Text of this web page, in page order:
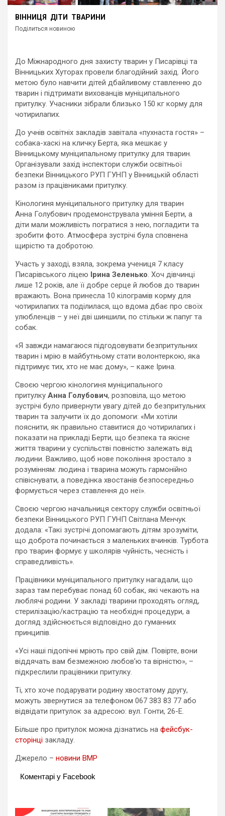
ВІННИЦЯ ДІТИ ТВАРИНИ
Поділиться новиною
До Міжнародного дня захисту тварин у Писарівці та
Вінницьких Хуторах провели благодійний захід. Його
метою було навчити дітей дбайливому ставленню до
тварин і підтримати вихованців муніципального
притулку. Учасники зібрали близько 150 кг корму для
чотирилапих.
До учнів освітніх закладів завітала «пухнаста гостя» –
собака-хаскі на кличку Берта, яка мешкає у
Вінницькому муніципальному притулку для тварин.
Організували захід інспектори служби освітньої
безпеки Вінницького РУП ГУНП у Вінницькій області
разом із працівниками притулку.
Кінологиня муніципального притулку для тварин
Анна Голубович продемонструвала уміння Берти, а
діти мали можливість погратися з нею, погладити та
зробити фото. Атмосфера зустрічі була сповнена
щирістю та добротою.
Участь у заході, взяла, зокрема учениця 7 класу
Писарівського ліцею Ірина Зеленько. Хоч дівчинці
лише 12 років, але її добре серце й любов до тварин
вражають. Вона принесла 10 кілограмів корму для
чотирилапих та поділилася, що вдома дбає про своїх
улюбленців – у неї дві шиншили, по стільки ж папуг та
собак.
«Я завжди намагаюся підгодовувати безпритульних
тварин і мрію в майбутньому стати волонтеркою, яка
підтримує тих, хто не має дому», – каже Ірина.
Своєю чергою кінологиня муніципального
притулку Анна Голубович, розповіла, що метою
зустрічі було привернути увагу дітей до безпритульних
тварин та залучити їх до допомоги: «Ми хотіли
пояснити, як правильно ставитися до чотирилапих і
показати на прикладі Берти, що безпека та якісне
життя тварини у суспільстві повністю залежать від
людини. Важливо, щоб нове покоління зростало з
розумінням: людина і тварина можуть гармонійно
співіснувати, а поведінка хвостанів безпосередньо
формується через ставлення до неї».
Своєю чергою начальниця сектору служби освітньої
безпеки Вінницького РУП ГУНП Світлана Менчук
додала: «Такі зустрічі допомагають дітям зрозуміти,
що доброта починається з маленьких вчинків. Турбота
про тварин формує у школярів чуйність, чесність і
справедливість».
Працівники муніципального притулку нагадали, що
зараз там перебуває понад 60 собак, які чекають на
люблячі родини. У закладі тварини проходять огляд,
стерилізацію/кастрацію та необхідні процедури, а
догляд здійснюється відповідно до гуманних
принципів.
«Усі наші підопічні мріють про свій дім. Повірте, вони
віддячать вам безмежною любов’ю та вірністю», –
підкреслили працівники притулку.
Ті, хто хоче подарувати родину хвостатому другу,
можуть звернутися за телефоном 067 383 83 77 або
відвідати притулок за адресою: вул. Гонти, 26-Е.
Більше про притулок можна дізнатись на фейсбук-
сторінці закладу.
Джерело – новини ВМР
Коментарі у Facebook